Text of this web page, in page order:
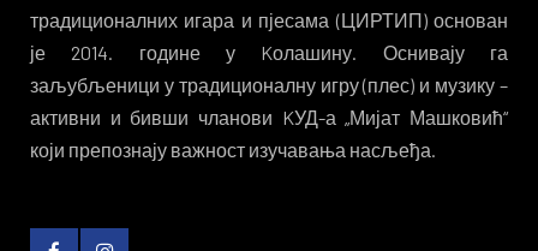
традиционалних игара и пјесама (ЦИРТИП) основан
је 2014. године у Kолашину. Оснивају га
заљубљеници у традиционалну игру (плес) и музику –
активни и бивши чланови KУД-а „Мијат Машковић“
који препознају важност изучавања насљеђа.